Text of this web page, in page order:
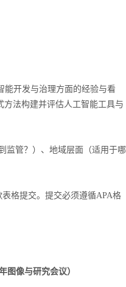
能开发与治理方面的经验与看
法构建并评估人工智能工具与
监管？）、地域层面（适用于哪
格提交。提交必须遵循APA格
图像与研究会议）